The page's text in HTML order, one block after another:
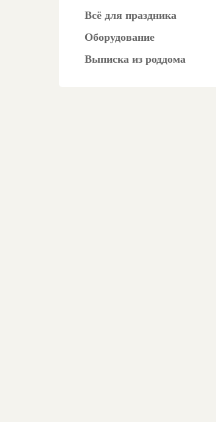
Всё для праздника
Оборудование
Выписка из роддома